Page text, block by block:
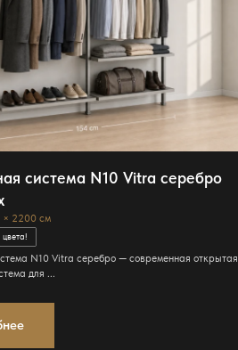
система N10 Vitra серебро
× 2200 см
цвета!
N10 Vitra серебро — современная открытая
для ...